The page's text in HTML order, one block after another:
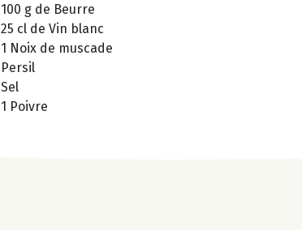
100 g de Beurre
25 cl de Vin blanc
1 Noix de muscade
Persil
Sel
1 Poivre